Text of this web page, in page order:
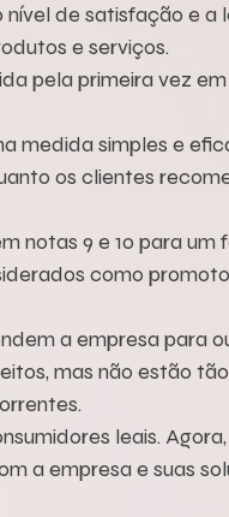
de satisfação e a
e serviços.
pela primeira vez
medida simples e
os clientes
notas 9 e 10 para um
como
a empresa para
mas não estão
leais.
a empresa e suas